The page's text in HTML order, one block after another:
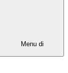
Menu di